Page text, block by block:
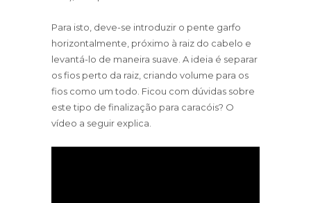
Para isto, deve-se introduzir o pente garfo
horizontalmente, próximo à raiz do cabelo e
levantá-lo de maneira suave. A ideia é separar
os fios perto da raiz, criando volume para os
fios como um todo. Ficou com dúvidas sobre
este tipo de finalização para caracóis? O
vídeo a seguir explica.